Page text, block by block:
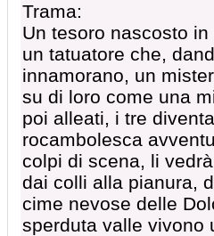
Trama:
Un tesoro nascosto
un tatuatore che,
innamorano, un
su di loro come una
poi alleati, i tre
rocambolesca
colpi di scena, li
dai colli alla pianura,
cime nevose delle
sperduta valle vivono